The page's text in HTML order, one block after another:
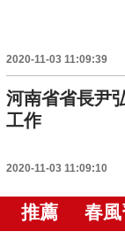
2020-11-03 11:09:39
河南省省長尹
工作
2020-11-03 11:09:10
推薦 春